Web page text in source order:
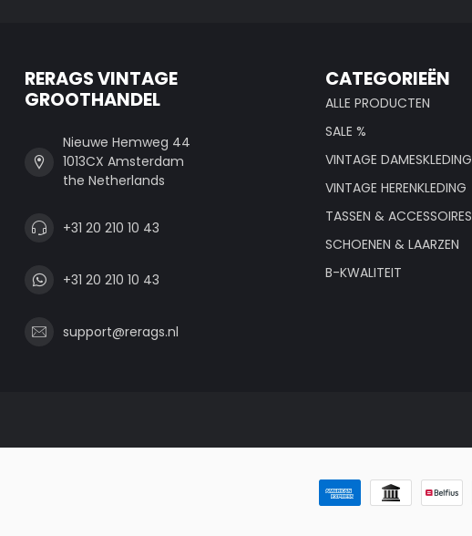
RERAGS VINTAGE
GROOTHANDEL
Nieuwe Hemweg 44
1013CX Amsterdam
the Netherlands
+31 20 210 10 43
+31 20 210 10 43
support@rerags.nl
CATEGORIEËN
ALLE PRODUCTEN
SALE %
VINTAGE DAMESKLEDING
VINTAGE HERENKLEDING
TASSEN & ACCESSOIRES
SCHOENEN & LAARZEN
B-KWALITEIT